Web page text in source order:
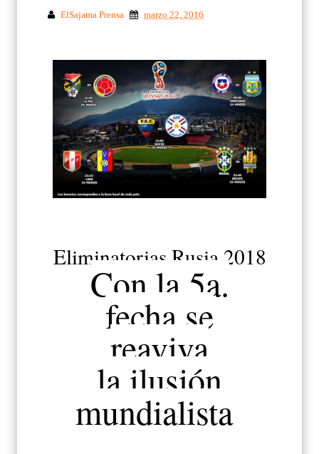
ElSajama Prensa marzo 22, 2016
Eliminatorias Rusia 2018
Con la 5a.
fecha se
reaviva
la ilusión
mundialista